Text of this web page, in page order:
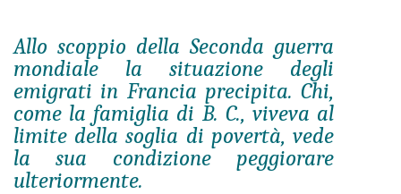
Allo scoppio della Seconda guerra
mondiale la situazione degli
emigrati in Francia precipita. Chi,
come la famiglia di B. C., viveva al
limite della soglia di povertà, vede
la sua condizione peggiorare
ulteriormente.